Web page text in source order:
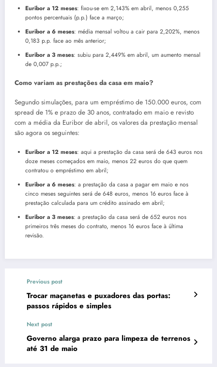
Euribor a 12 meses: fixou-se em 2,143% em abril, menos 0,255
pontos percentuais (p.p.) face a março;
Euribor a 6 meses: média mensal voltou a cair para 2,202%, menos
0,183 p.p. face ao mês anterior;
Euribor a 3 meses: subiu para 2,449% em abril, um aumento mensal
de 0,007 p.p.;
Como variam as prestações da casa em maio?
Segundo simulações, para um empréstimo de 150.000 euros, com
spread de 1% e prazo de 30 anos, contratado em maio e revisto
com a média da Euribor de abril, os valores da prestação mensal
são agora os seguintes:
Euribor a 12 meses: aqui a prestação da casa será de 643 euros nos
doze meses começados em maio, menos 22 euros do que quem
contratou o empréstimo em abril;
Euribor a 6 meses: a prestação da casa a pagar em maio e nos
cinco meses seguintes será de 648 euros, menos 16 euros face à
prestação calculada para um crédito assinado em abril;
Euribor a 3 meses: a prestação da casa será de 652 euros nos
primeiros três meses do contrato, menos 16 euros face à última
revisão.
Previous post
Trocar maçanetas e puxadores das portas:
passos rápidos e simples
Next post
Governo alarga prazo para limpeza de terrenos
até 31 de maio